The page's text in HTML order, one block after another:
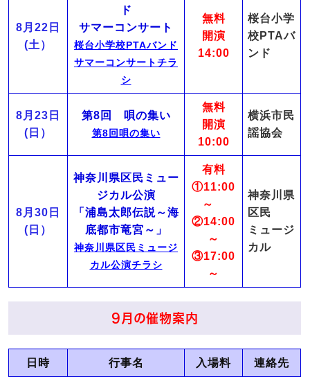
8月22日
(土）
ド
サマーコンサート
桜台小学校PTAバンド
サマーコンサートチラ
シ
無料
開演
14:00
桜台小学
校PTAバ
ンド
8月23日
(日）
第8回 唄の集い
第8回唄の集い
無料
開演
10:00
横浜市民
謡協会
8月30日
(日）
神奈川県区民ミュー
ジカル公演
「浦島太郎伝説～海
底都市竜宮～」
神奈川県区民ミュージ
カル公演チラシ
有料
①11:00
～
②14:00
～
③17:00
～
神奈川県
区民
ミュージ
カル
9月の催物案内
日時 行事名 入場料 連絡先